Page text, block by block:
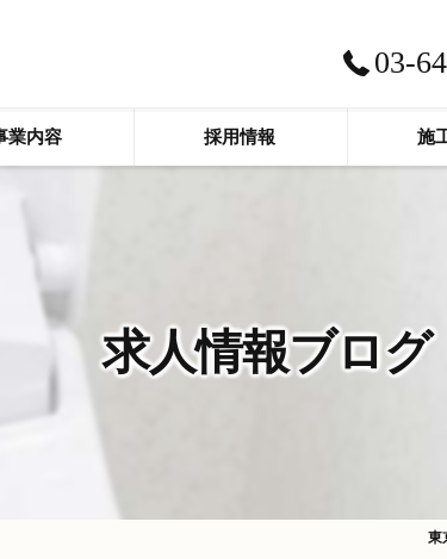
03-
業内容 採用情報 施
求人情報ブログ
東